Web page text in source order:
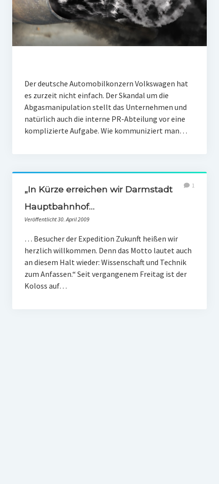
Der deutsche Automobilkonzern Volkswagen hat
es zurzeit nicht einfach. Der Skandal um die
Abgasmanipulation stellt das Unternehmen und
natürlich auch die interne PR-Abteilung vor eine
komplizierte Aufgabe. Wie kommuniziert man…
„In Kürze erreichen wir Darmstadt
Hauptbahnhof…
Veröffentlicht 30. April 2009
1
… Besucher der Expedition Zukunft heißen wir
herzlich willkommen. Denn das Motto lautet auch
an diesem Halt wieder: Wissenschaft und Technik
zum Anfassen.“ Seit vergangenem Freitag ist der
Koloss auf…